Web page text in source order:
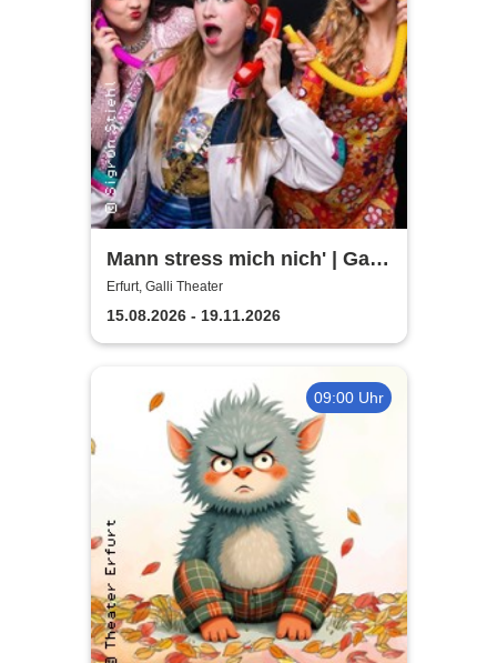
Mann stress mich nich' | Galli
Theater
Erfurt, Galli Theater
15.08.2026 - 19.11.2026
09:00 Uhr